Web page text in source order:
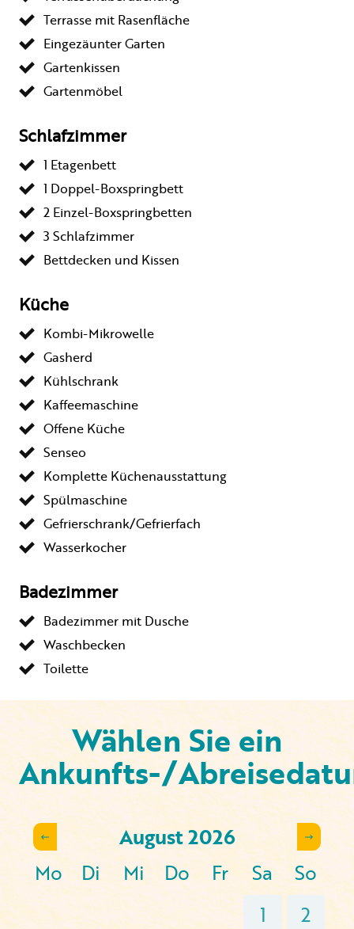
Terrasse mit Rasenfläche
Eingezäunter Garten
Gartenkissen
Gartenmöbel
Schlafzimmer
1 Etagenbett
1 Doppel-Boxspringbett
2 Einzel-Boxspringbetten
3 Schlafzimmer
Bettdecken und Kissen
Küche
Kombi-Mikrowelle
Gasherd
Kühlschrank
Kaffeemaschine
Offene Küche
Senseo
Komplette Küchenausstattung
Spülmaschine
Gefrierschrank/Gefrierfach
Wasserkocher
Badezimmer
Badezimmer mit Dusche
Waschbecken
Toilette
Wählen Sie ein
Ankunfts-/
August2026
Mo Di Mi Do Fr Sa
So
1
2